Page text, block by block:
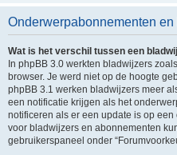
Onderwerpabonnementen
Wat is het verschil tussen een
In phpBB 3.0 werkten bladwijzers
browser. Je werd niet op de hoogte
phpBB 3.1 werken bladwijzers meer
een notificatie krijgen als het
notificeren als er een update is op
voor bladwijzers en abonnementen
gebruikerspaneel onder